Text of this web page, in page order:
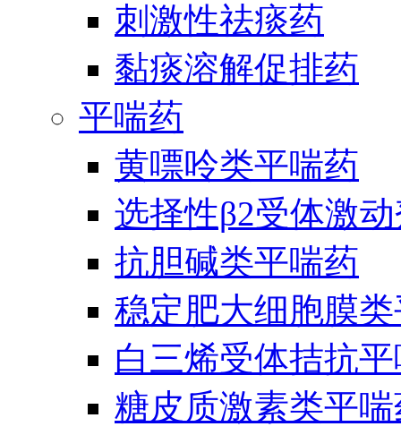
刺激性祛痰药
黏痰溶解促排药
平喘药
黄嘌呤类平喘药
选择性β2受体激
抗胆碱类平喘药
稳定肥大细胞膜
白三烯受体拮抗
糖皮质激素类平